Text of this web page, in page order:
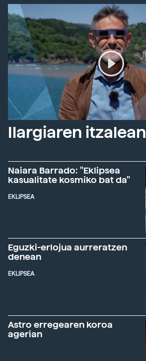
Ilargiaren itzalean
Naiara Barrado: "Eklipsea
kasualitate kosmiko bat da"
EKLIPSEA
Eguzki-erlojua aurreratzen
denean
EKLIPSEA
Astro erregearen koroa
agerian